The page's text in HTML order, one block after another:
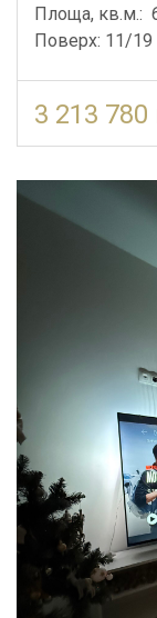
Площа, кв.м.:
Поверх: 11/19
3 213 780